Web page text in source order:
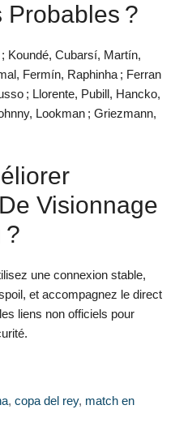
Probables ?
Koundé, Cubarsí, Martín,
Fermín, Raphinha ; Ferran
; Llorente, Pubill, Hancko,
Lookman ; Griezmann,
Visionnage
?
une connexion stable,
et accompagnez le direct
liens non officiels pour
, copa del rey, match en